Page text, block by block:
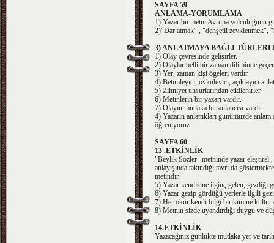
SAYFA 59
ANLAMA-YORUMLAMA
1) Yazar bu metni Avrupa yolculuğunu
2)"Dar atmak" , "dehşetli zevklenmek",
3) ANLATMAYA BAĞLI
1) Olay çevresinde gelişirler.
2) Olaylar belli bir zaman diliminde
3) Yer, zaman kişi ögeleri vardır.
4) Betimleyici, öyküleyici, açıklayıcı
5) Zihniyet unsurlarından etkilenirler.
6) Metinlerin bir yazarı vardır.
7) Olayın mutlaka bir anlatıcısı vardır.
4) Yazarın anlattıkları günümüzde
öğreniyoruz.
SAYFA 60
13 .ETKİNLİK
"Beylik Sözler" metninde yazar eleştirel
anlayışında takındığı tavrı da
metindir.
5) Yazar kendisine ilginç gelen, gezdiği
6) Yazar gezip gördüğü yerlerle ilgili
7) Her okur kendi bilgi birikimine kültür
8) Metnin sizde uyandırdığı duygu ve
14.ETKİNLİK
Yazacağınız günlükte mutlaka yer ve